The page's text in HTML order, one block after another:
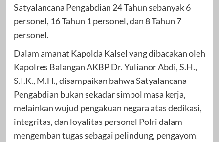
Satyalancana Pengabdian 24 Tahun sebanyak 6
personel, 16 Tahun 1 personel, dan 8 Tahun 7
personel.
Dalam amanat Kapolda Kalsel yang dibacakan oleh
Kapolres Balangan AKBP Dr. Yulianor Abdi, S.H.,
S.I.K., M.H., disampaikan bahwa Satyalancana
Pengabdian bukan sekadar simbol masa kerja,
melainkan wujud pengakuan negara atas dedikasi,
integritas, dan loyalitas personel Polri dalam
mengemban tugas sebagai pelindung, pengayom,